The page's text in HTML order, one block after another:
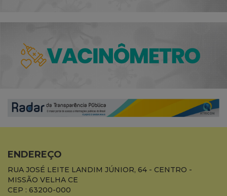
ENDEREÇO
RUA JOSÉ LEITE LANDIM JÚNIOR, 64 - CENTRO -
MISSÃO VELHA CE
CEP : 63200-000